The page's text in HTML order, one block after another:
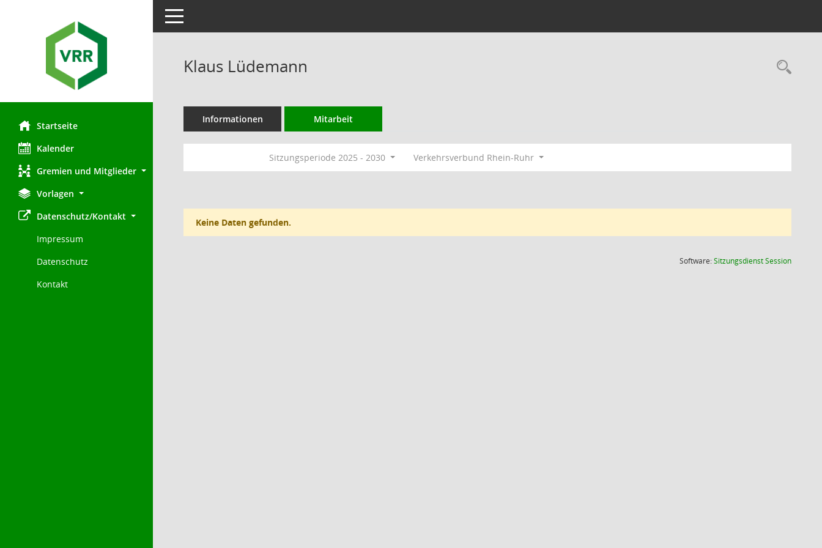
Startseite
Kalender
Gremien und Mitglieder
Vorlagen
Datenschutz/Kontakt
Impressum
Datenschutz
Kontakt
Toggle navigation
Klaus Lüdemann
Informationen Mitarbeit
Sitzungsperiode 2025 - 2030 Verkehrsverbund Rhein-Ruhr
Keine Daten gefunden.
Software:SitzungsdienstSession(Wird in